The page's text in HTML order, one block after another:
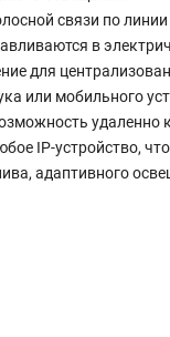
связи по
в
для
или мобильного
удаленно
IP-устройство,
адаптивного